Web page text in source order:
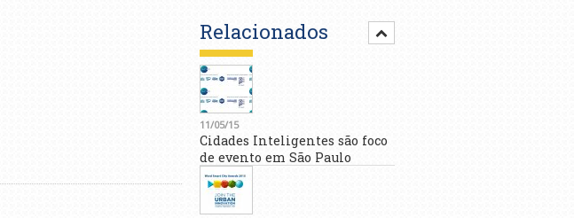
Relacionados
11/05/15
Cidades Inteligentes são foco
de evento em São Paulo